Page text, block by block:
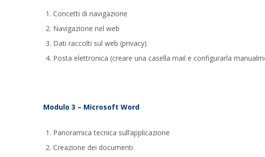
Concetti di navigazione
Navigazione nel web
Dati raccolti sul web (privacy)
Posta elettronica (creare una casella mail e configurarla
Modulo 3 – Microsoft Word
Panoramica tecnica sull’applicazione
Creazione dei documenti